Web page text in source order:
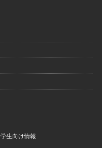
学生向け情報